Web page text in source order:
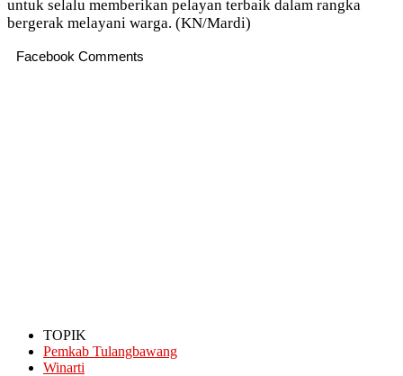
untuk selalu memberikan pelayan terbaik dalam rangka
bergerak melayani warga. (KN/Mardi)
Facebook Comments
TOPIK
Pemkab Tulangbawang
Winarti